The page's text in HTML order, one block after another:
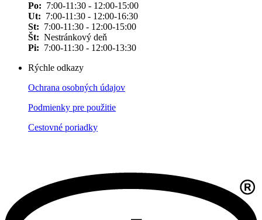
Po: 7:00-11:30 - 12:00-15:00
Ut: 7:00-11:30 - 12:00-16:30
St: 7:00-11:30 - 12:00-15:00
Št: Nestránkový deň
Pi: 7:00-11:30 - 12:00-13:30
Rýchle odkazy
Ochrana osobných údajov
Podmienky pre použitie
Cestovné poriadky